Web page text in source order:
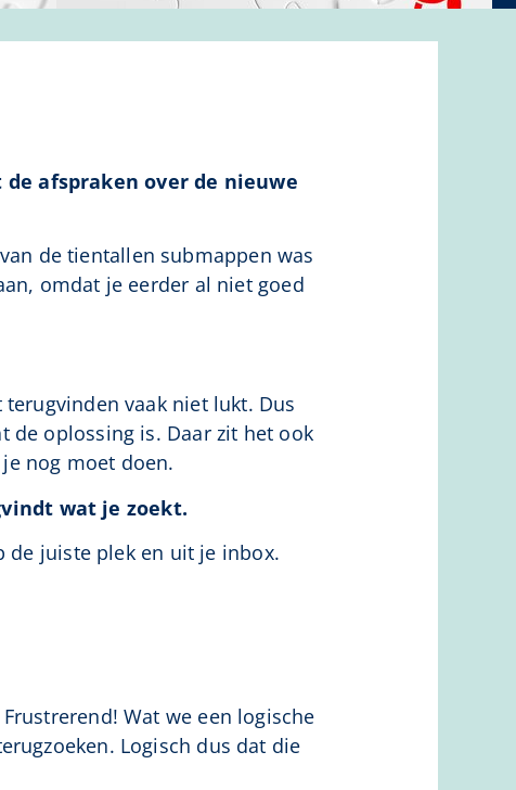
afspraken over de nieuwe
de tientallen submappen was
omdat je eerder al niet goed
vaak niet lukt. Dus
de oplossing is. Daar zit het ook
nog moet doen.
wat je zoekt.
de juiste plek en uit je inbox.
Wat we een logische
Logisch dus dat die